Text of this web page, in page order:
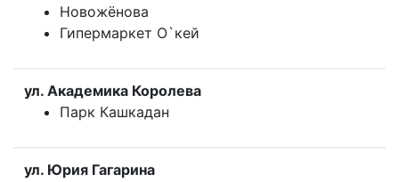
Новожёнова
Гипермаркет О`кей
ул. Академика Королева
Парк Кашкадан
ул. Юрия Гагарина